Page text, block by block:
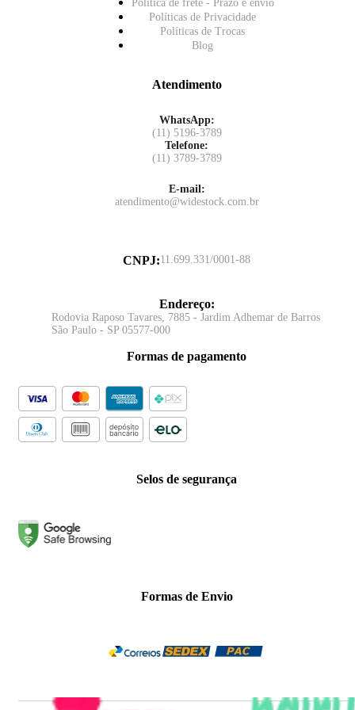
Política de frete - Prazo e envio
Políticas de Privacidade
Políticas de Trocas
Blog
Atendimento
WhatsApp:
(11) 5196-3789
Telefone:
(11) 3789-3789
E-mail:
atendimento@widestock.com.br
CNPJ:11.699.331/0001-88
Endereço:
Rodovia Raposo Tavares, 7885 - Jardim Adhemar de Barros
São Paulo - SP 05577-000
Formas de pagamento
Selos de segurança
Formas de Envio